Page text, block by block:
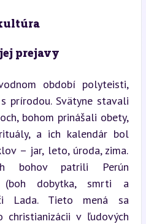
prejavy
období polyteisti,
prírodou. Svätyne stavali
bohom prinášali obety,
a ich kalendár bol
– jar, leto, úroda, zima.
bohov patrili Perún
(boh dobytka, smrti a
Lada. Tieto mená sa
v ľudových